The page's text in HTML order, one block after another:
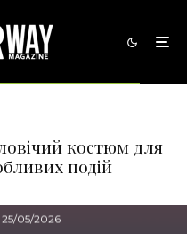
костюм для
подій
25/05/2026